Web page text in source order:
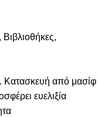
, Βιβλιοθήκες,
Κατασκευή από μασίφ
ευελιξία